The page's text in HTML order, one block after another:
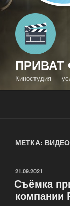
Киностудия —
МЕТКА:
ОПУБЛИКОВАНО
21.09.2021
Съёмка
компании